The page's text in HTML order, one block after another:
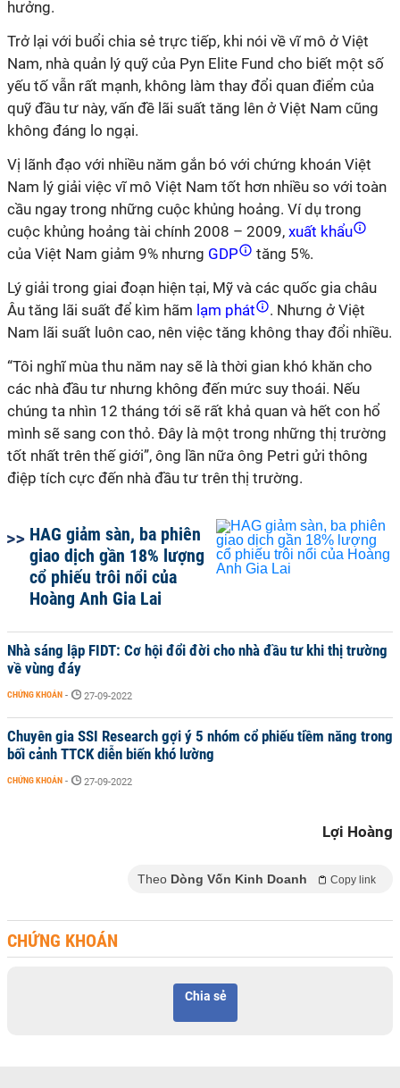
hưởng.
Trở lại với buổi chia sẻ trực tiếp, khi nói về vĩ mô ở Việt
Nam, nhà quản lý quỹ của Pyn Elite Fund cho biết một số
yếu tố vẫn rất mạnh, không làm thay đổi quan điểm của
quỹ đầu tư này, vấn đề lãi suất tăng lên ở Việt Nam cũng
không đáng lo ngại.
Vị lãnh đạo với nhiều năm gắn bó với chứng khoán Việt
Nam lý giải việc vĩ mô Việt Nam tốt hơn nhiều so với toàn
cầu ngay trong những cuộc khủng hoảng. Ví dụ trong
cuộc khủng hoảng tài chính 2008 – 2009, xuất khẩu
của Việt Nam giảm 9% nhưng GDP
tăng 5%.
Lý giải trong giai đoạn hiện tại, Mỹ và các quốc gia châu
Âu tăng lãi suất để kìm hãm lạm phát
. Nhưng ở Việt
Nam lãi suất luôn cao, nên việc tăng không thay đổi nhiều.
“Tôi nghĩ mùa thu năm nay sẽ là thời gian khó khăn cho
các nhà đầu tư nhưng không đến mức suy thoái. Nếu
chúng ta nhìn 12 tháng tới sẽ rất khả quan và hết con hổ
mình sẽ sang con thỏ. Đây là một trong những thị trường
tốt nhất trên thế giới”, ông lần nữa ông Petri gửi thông
điệp tích cực đến nhà đầu tư trên thị trường.
HAG giảm sàn, ba phiên
giao dịch gần 18% lượng
cổ phiếu trôi nổi của
Hoàng Anh Gia Lai
Nhà sáng lập FIDT: Cơ hội đổi đời cho nhà đầu tư khi thị trường
về vùng đáy
CHỨNG KHOÁN - 27-09-2022
Chuyên gia SSI Research gợi ý 5 nhóm cổ phiếu tiềm năng trong
bối cảnh TTCK diễn biến khó lường
CHỨNG KHOÁN - 27-09-2022
Lợi Hoàng
Theo Dòng Vốn Kinh Doanh Copy link
CHỨNG KHOÁN
Chia sẻ